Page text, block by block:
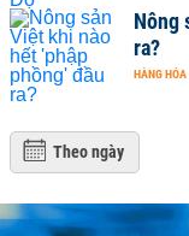
Nông
ra?
HÀNG HÓA
Theo ngày